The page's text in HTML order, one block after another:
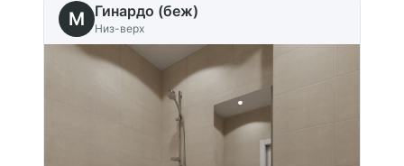
M Гинардо (беж)
Низ-верх